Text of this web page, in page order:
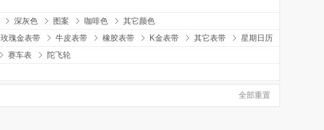
深灰色 图案 咖啡色
其它颜色
玫瑰金表带 牛皮表带 橡胶表带 K金表带 其它表带
星期日历
赛车表
陀飞轮
全部重置